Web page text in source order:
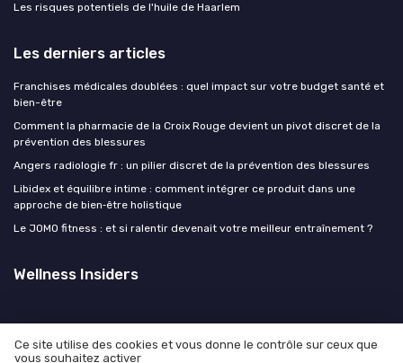
Les risques potentiels de l'huile de Haarlem
Les derniers articles
Franchises médicales doublées : quel impact sur votre budget santé et
bien-être
Comment la pharmacie de la Croix Rouge devient un pivot discret de la
prévention des blessures
Angers radiologie fr : un pilier discret de la prévention des blessures
Libidex et équilibre intime : comment intégrer ce produit dans une
approche de bien‑être holistique
Le JOMO fitness : et si ralentir devenait votre meilleur entraînement ?
Wellness Insiders
Ce site utilise des cookies et vous donne le contrôle sur ceux que
vous souhaitez activer